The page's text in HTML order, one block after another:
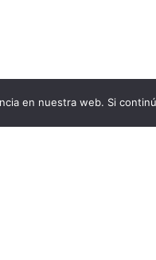
en nuestra web. Si